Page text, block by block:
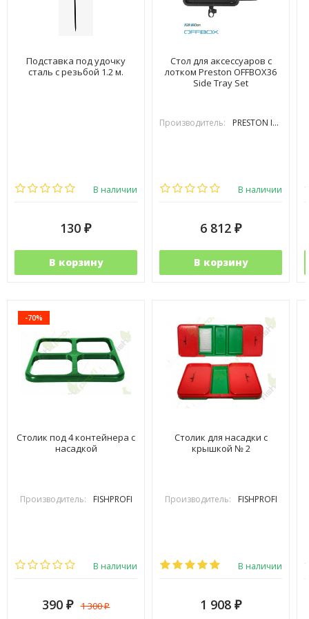
Подставка под удочку
сталь с резьбой 1.2 м.
В наличии
130 ₽
В корзину
Стол для аксессуаров с
лотком Preston OFFBOX36
Side Tray Set
Производитель: PRESTON INOVATIONS
В наличии
6 812 ₽
В корзину
-70%
Столик под 4 контейнера с
насадкой
Производитель: FISHPROFI
В наличии
390 ₽ 1 300₽
Столик для насадки с
крышкой № 2
Производитель: FISHPROFI
В наличии
1 908 ₽